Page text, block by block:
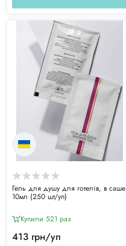
Гель для душу для готелів, в саше
10мл (250 шт/уп)
Купили 521 раз
413 грн/уп